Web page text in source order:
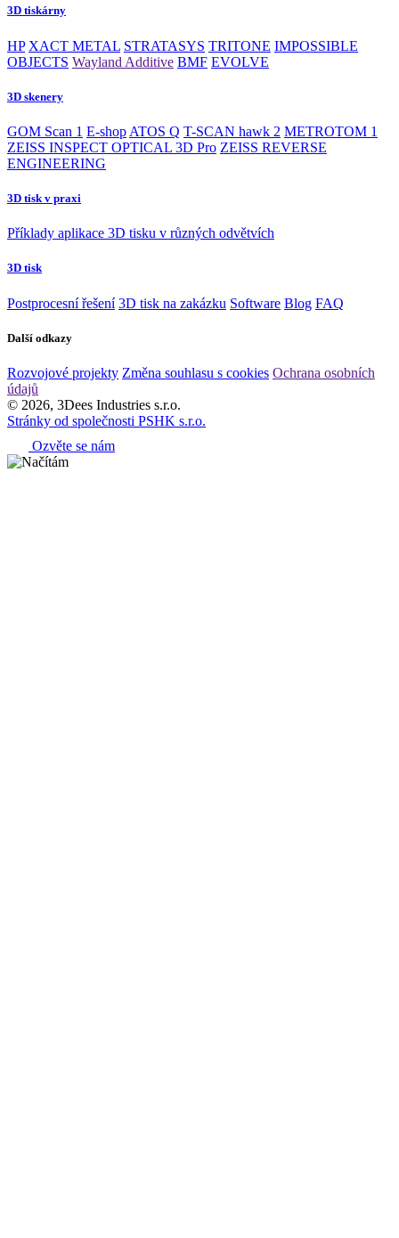
3D tiskárny
HP XACT METAL STRATASYS TRITONE IMPOSSIBLE
OBJECTS Wayland Additive BMF EVOLVE
3D skenery
GOM Scan 1 E-shop ATOS Q T-SCAN hawk 2 METROTOM 1
ZEISS INSPECT OPTICAL 3D Pro ZEISS REVERSE
ENGINEERING
3D tisk v praxi
Příklady aplikace 3D tisku v různých odvětvích
3D tisk
Postprocesní řešení 3D tisk na zakázku Software Blog FAQ
Další odkazy
Rozvojové projekty Změna souhlasu s cookies Ochrana osobních
údajů
© 2026, 3Dees Industries s.r.o.
Stránky od společnosti PSHK s.r.o.
Ozvěte se nám